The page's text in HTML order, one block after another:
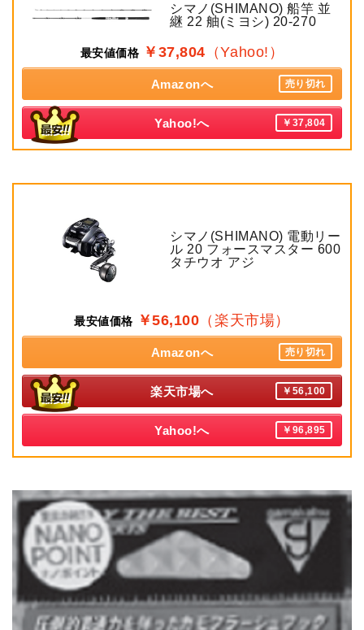
シマノ(SHIMANO) 船竿 並
継 22 舳(ミヨシ) 20-270
最安値価格 ￥37,804 （Yahoo!）
Amazonへ 売り切れ
Yahoo!へ ￥37,804
シマノ(SHIMANO) 電動リー
ル 20 フォースマスター 600
タチウオ アジ
最安値価格 ￥56,100 （楽天市場）
Amazonへ 売り切れ
楽天市場へ ￥56,100
Yahoo!へ ￥96,895